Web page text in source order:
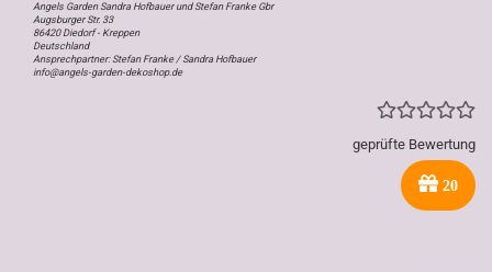
Angels Garden Sandra Hofbauer und Stefan Franke Gbr
Augsburger Str. 33
86420 Diedorf - Kreppen
Deutschland
Ansprechpartner: Stefan Franke / Sandra Hofbauer
info@angels-garden-dekoshop.de
geprüfte Bewertung
20